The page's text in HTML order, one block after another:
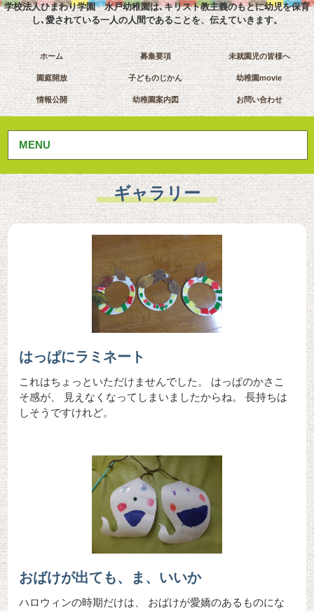
学校法人ひまわり学園 水戸幼稚園は､キリスト教主義のもとに幼児を保育
し､愛されている一人の人間であることを、伝えていきます。
ホーム 募集要項 未就園児の皆様へ
園庭開放 子どものじかん 幼稚園movie
情報公開 幼稚園案内図 お問い合わせ
MENU
ギャラリー
はっぱにラミネート
これはちょっといただけませんでした。 はっぱのかさこ
そ感が、 見えなくなってしまいましたからね。 長持ちは
しそうですけれど。
おばけが出ても、ま、いいか
ハロウィンの時期だけは、 おばけが愛嬌のあるものにな